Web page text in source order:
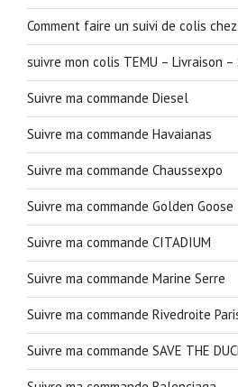
Comment faire un suivi de colis
suivre mon colis TEMU – Livraison
Suivre ma commande Diesel
Suivre ma commande Havaianas
Suivre ma commande Chaussexpo
Suivre ma commande Golden Goose
Suivre ma commande CITADIUM
Suivre ma commande Marine Serre
Suivre ma commande Rivedroite
Suivre ma commande SAVE THE